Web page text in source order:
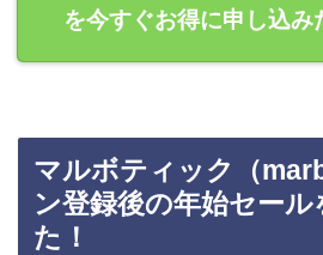
を今すぐお得に申し込み
マルボティック（
ン登録後の年始セー
た！